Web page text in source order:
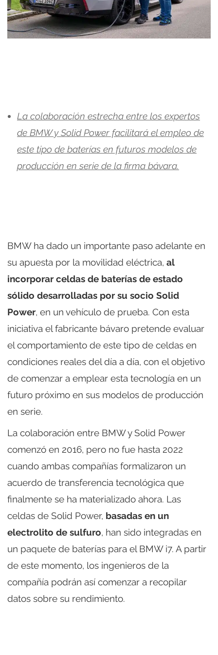
La colaboración estrecha entre los expertos
de BMW y Solid Power facilitará el empleo de
este tipo de baterías en futuros modelos de
producción en serie de la firma bávara.
BMW ha dado un importante paso adelante en
su apuesta por la movilidad eléctrica, al
incorporar celdas de baterías de estado
sólido desarrolladas por su socio Solid
Power, en un vehículo de prueba. Con esta
iniciativa el fabricante bávaro pretende evaluar
el comportamiento de este tipo de celdas en
condiciones reales del día a día, con el objetivo
de comenzar a emplear esta tecnología en un
futuro próximo en sus modelos de producción
en serie.
La colaboración entre BMW y Solid Power
comenzó en 2016, pero no fue hasta 2022
cuando ambas compañías formalizaron un
acuerdo de transferencia tecnológica que
finalmente se ha materializado ahora. Las
celdas de Solid Power, basadas en un
electrolito de sulfuro, han sido integradas en
un paquete de baterías para el BMW i7. A partir
de este momento, los ingenieros de la
compañía podrán así comenzar a recopilar
datos sobre su rendimiento.